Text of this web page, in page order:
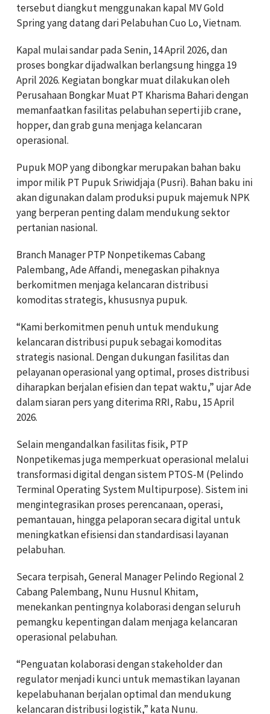
tersebut diangkut menggunakan kapal MV Gold
Spring yang datang dari Pelabuhan Cuo Lo, Vietnam.
Kapal mulai sandar pada Senin, 14 April 2026, dan
proses bongkar dijadwalkan berlangsung hingga 19
April 2026. Kegiatan bongkar muat dilakukan oleh
Perusahaan Bongkar Muat PT Kharisma Bahari dengan
memanfaatkan fasilitas pelabuhan seperti jib crane,
hopper, dan grab guna menjaga kelancaran
operasional.
Pupuk MOP yang dibongkar merupakan bahan baku
impor milik PT Pupuk Sriwidjaja (Pusri). Bahan baku ini
akan digunakan dalam produksi pupuk majemuk NPK
yang berperan penting dalam mendukung sektor
pertanian nasional.
Branch Manager PTP Nonpetikemas Cabang
Palembang, Ade Affandi, menegaskan pihaknya
berkomitmen menjaga kelancaran distribusi
komoditas strategis, khususnya pupuk.
“Kami berkomitmen penuh untuk mendukung
kelancaran distribusi pupuk sebagai komoditas
strategis nasional. Dengan dukungan fasilitas dan
pelayanan operasional yang optimal, proses distribusi
diharapkan berjalan efisien dan tepat waktu,” ujar Ade
dalam siaran pers yang diterima RRI, Rabu, 15 April
2026.
Selain mengandalkan fasilitas fisik, PTP
Nonpetikemas juga memperkuat operasional melalui
transformasi digital dengan sistem PTOS-M (Pelindo
Terminal Operating System Multipurpose). Sistem ini
mengintegrasikan proses perencanaan, operasi,
pemantauan, hingga pelaporan secara digital untuk
meningkatkan efisiensi dan standardisasi layanan
pelabuhan.
Secara terpisah, General Manager Pelindo Regional 2
Cabang Palembang, Nunu Husnul Khitam,
menekankan pentingnya kolaborasi dengan seluruh
pemangku kepentingan dalam menjaga kelancaran
operasional pelabuhan.
“Penguatan kolaborasi dengan stakeholder dan
regulator menjadi kunci untuk memastikan layanan
kepelabuhanan berjalan optimal dan mendukung
kelancaran distribusi logistik,” kata Nunu.